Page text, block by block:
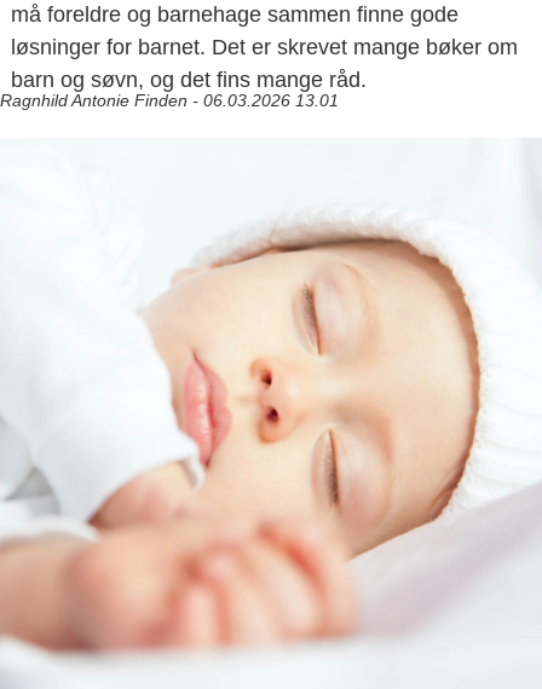
må foreldre og barnehage sammen finne gode
løsninger for barnet. Det er skrevet mange bøker om
barn og søvn, og det fins mange råd.
Ragnhild Antonie Finden - 06.03.2026 13.01